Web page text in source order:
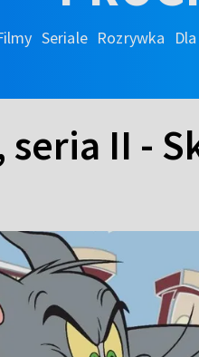
Seriale Rozrywka
II -